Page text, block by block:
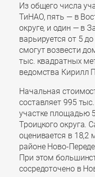
Из общего числа
ТиНАО, пять — в
округе, и один — в
варьируется от 5
смогут возвести
тыс. квадратных
ведомства Кирилл
Начальная
составляет 995
участке площадью
Троицкого округа.
оценивается в 18,2
районе Ново-
При этом
сосредоточено в